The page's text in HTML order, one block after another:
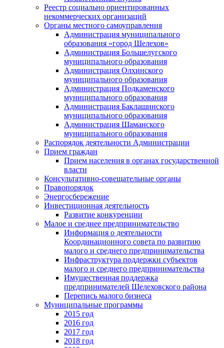
Реестр социально ориентированных
некоммерческих организаций
Органы местного самоуправления
Администрация муниципального
образования «город Шелехов»
Администрация Большелугского
муниципального образования
Администрация Олхинского
муниципального образования
Администрация Подкаменского
муниципального образования
Администрация Баклашинского
муниципального образования
Администрация Шаманского
муниципального образования
Распорядок деятельности Администрации
Прием граждан
Прием населения в органах государственной
власти
Консультативно-совещательные органы
Правопорядок
Энергосбережение
Инвестиционная деятельность
Развитие конкуренции
Малое и среднее предпринимательство
Информация о деятельности
Координационного совета по развитию
малого и среднего предпринимательства
Инфраструктура поддержки субъектов
малого и среднего предпринимательства
Имущественная поддержка
предпринимателей Шелеховского района
Перепись малого бизнеса
Муниципальные программы
2015 год
2016 год
2017 год
2018 год